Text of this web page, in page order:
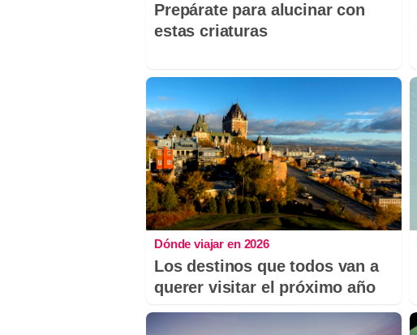
Prepárate para alucinar con
estas criaturas
Dónde viajar en 2026
Los destinos que todos van a
querer visitar el próximo año